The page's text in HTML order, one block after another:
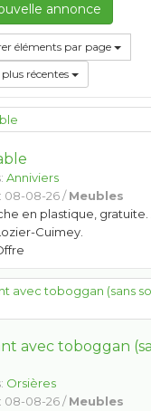
annonce
Montrer éléments par page
plus récentes
Anniviers
08-08-26 /Meubles
en plastique, gratuite.
Cuimey.
avec toboggan
Orsières
08-08-26 /Meubles